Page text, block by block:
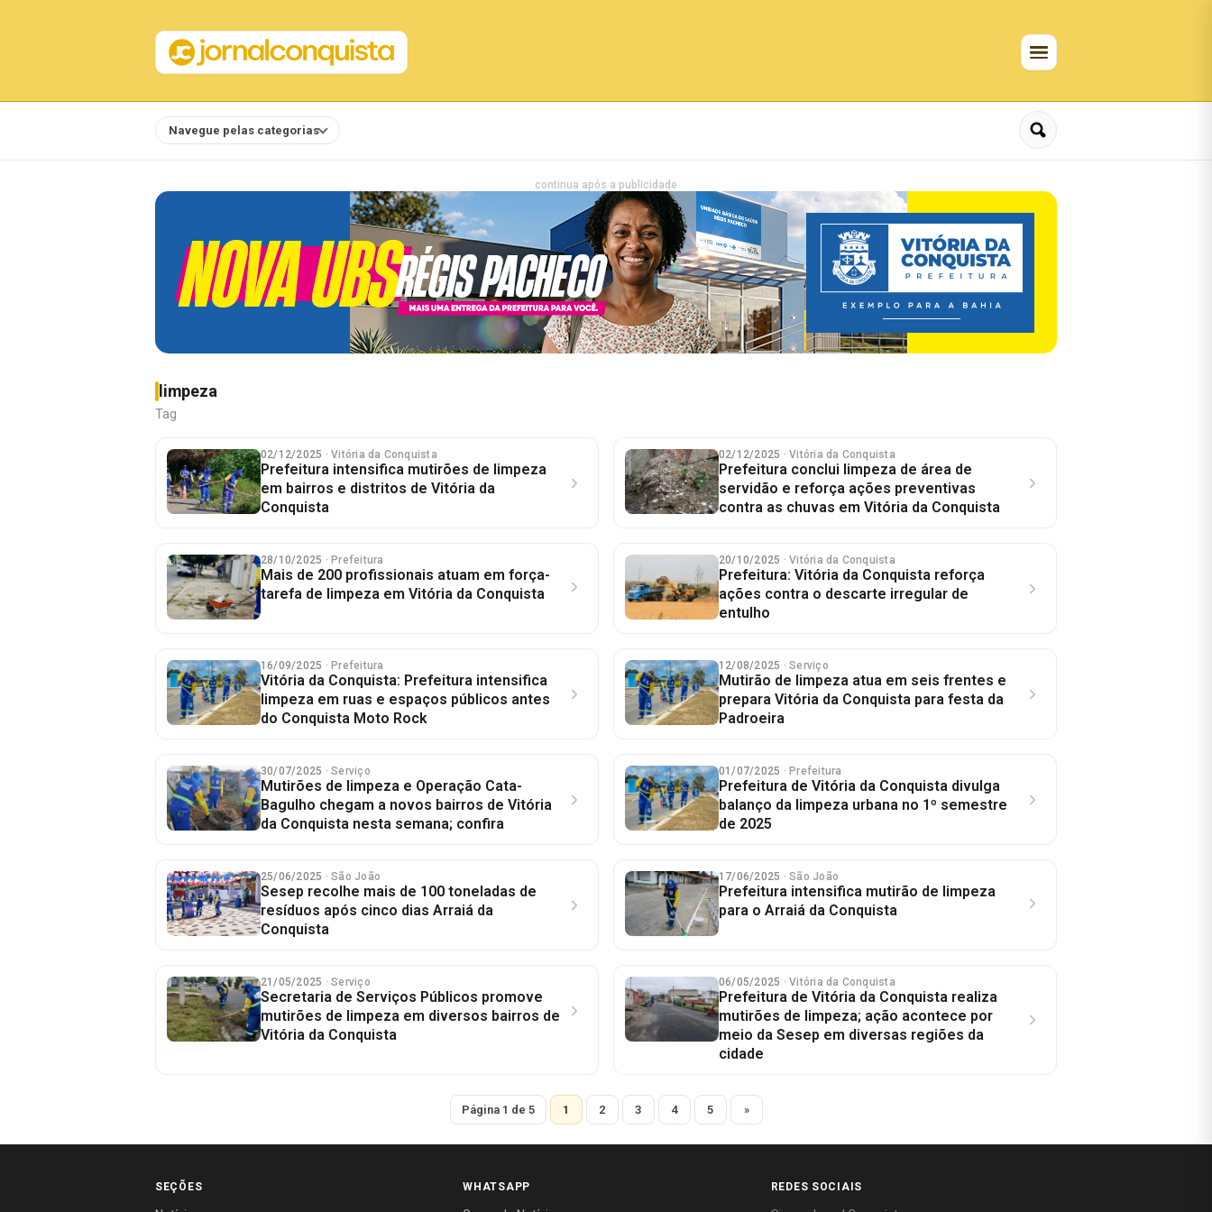
Navegue pelas categorias
continua após a publicidade
limpeza
Tag
02/12/2025 · Vitória da Conquista
Prefeitura intensifica mutirões de limpeza
em bairros e distritos de Vitória da
Conquista
02/12/2025 · Vitória da Conquista
Prefeitura conclui limpeza de área de
servidão e reforça ações preventivas
contra as chuvas em Vitória da Conquista
28/10/2025 · Prefeitura
Mais de 200 profissionais atuam em força-
tarefa de limpeza em Vitória da Conquista
20/10/2025 · Vitória da Conquista
Prefeitura: Vitória da Conquista reforça
ações contra o descarte irregular de
entulho
16/09/2025 · Prefeitura
Vitória da Conquista: Prefeitura intensifica
limpeza em ruas e espaços públicos antes
do Conquista Moto Rock
12/08/2025 · Serviço
Mutirão de limpeza atua em seis frentes e
prepara Vitória da Conquista para festa da
Padroeira
30/07/2025 · Serviço
Mutirões de limpeza e Operação Cata-
Bagulho chegam a novos bairros de Vitória
da Conquista nesta semana; confira
01/07/2025 · Prefeitura
Prefeitura de Vitória da Conquista divulga
balanço da limpeza urbana no 1º semestre
de 2025
25/06/2025 · São João
Sesep recolhe mais de 100 toneladas de
resíduos após cinco dias Arraiá da
Conquista
17/06/2025 · São João
Prefeitura intensifica mutirão de limpeza
para o Arraiá da Conquista
21/05/2025 · Serviço
Secretaria de Serviços Públicos promove
mutirões de limpeza em diversos bairros de
Vitória da Conquista
06/05/2025 · Vitória da Conquista
Prefeitura de Vitória da Conquista realiza
mutirões de limpeza; ação acontece por
meio da Sesep em diversas regiões da
cidade
Página 1 de 5 1 2 3 4 5 »
SEÇÕES WHATSAPP REDES SOCIAIS